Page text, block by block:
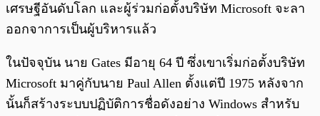
เศรษฐีอันดับโลก และผู้ร่วมก่อตั้งบริษัท Microsoft จะลา
ออกจาการเป็นผู้บริหารแล้ว
ในปัจจุบัน นาย Gates มีอายุ 64 ปี ซึ่งเขาเริ่มก่อตั้งบริษัท
Microsoft มาคู่กับนาย Paul Allen ตั้งแต่ปี 1975 หลังจาก
นั้นก็สร้างระบบปฏิบัติการชื่อดังอย่าง Windows สำหรับ